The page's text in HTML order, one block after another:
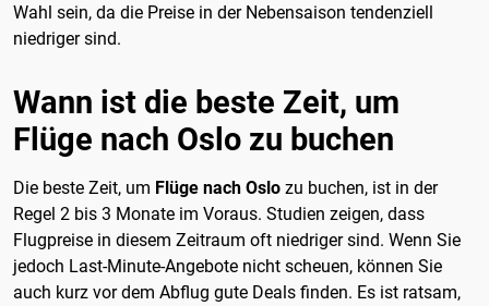
Wahl sein, da die Preise in der Nebensaison tendenziell
niedriger sind.
Wann ist die beste Zeit, um
Flüge nach Oslo zu buchen
Die beste Zeit, um Flüge nach Oslo zu buchen, ist in der
Regel 2 bis 3 Monate im Voraus. Studien zeigen, dass
Flugpreise in diesem Zeitraum oft niedriger sind. Wenn Sie
jedoch Last-Minute-Angebote nicht scheuen, können Sie
auch kurz vor dem Abflug gute Deals finden. Es ist ratsam,